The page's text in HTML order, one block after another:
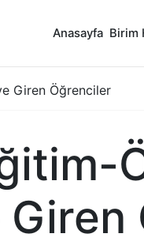
Anasayfa Birim
Giren Öğrenciler